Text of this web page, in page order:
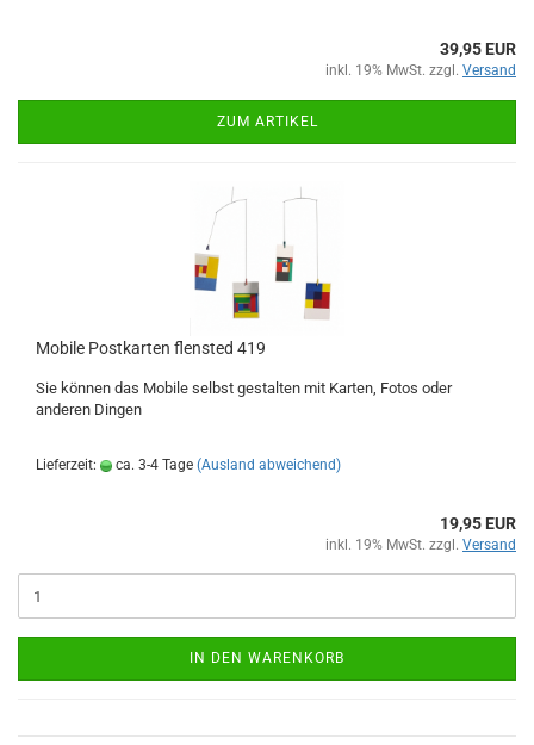
39,95 EUR
inkl. 19% MwSt. zzgl. Versand
ZUM ARTIKEL
Mobile Postkarten flensted 419
Sie können das Mobile selbst gestalten mit Karten, Fotos oder
anderen Dingen
Lieferzeit: ca. 3-4 Tage (Ausland abweichend)
19,95 EUR
inkl. 19% MwSt. zzgl. Versand
IN DEN WARENKORB